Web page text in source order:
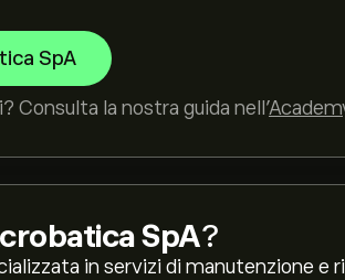
SpA
Consulta la nostra guida nell’
SpA?
in servizi di manutenzione e